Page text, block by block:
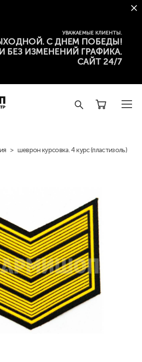
УВАЖАЕМЫЕ КЛИЕНТЫ.
С ДНЕМ ПОБЕДЫ!
БЕЗ ИЗМЕНЕНИЙ ГРАФИКА.
САЙТ 24/7
> шеврон курсовка. 4 курс (пластизоль)